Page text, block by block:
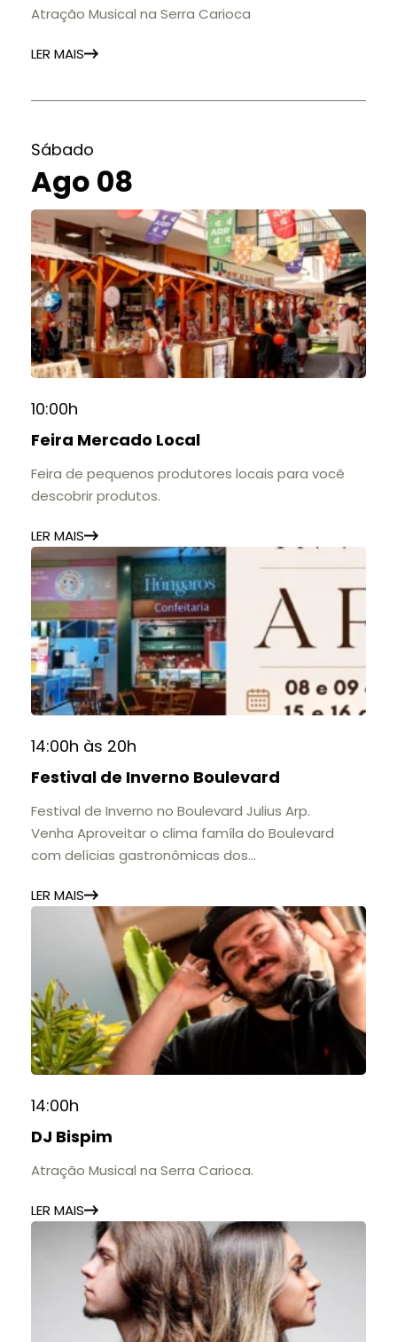
Atração Musical na Serra Carioca
LER MAIS
Sábado
Ago 08
10:00h
Feira Mercado Local
Feira de pequenos produtores locais para você
descobrir produtos.
LER MAIS
14:00h às 20h
Festival de Inverno Boulevard
Festival de Inverno no Boulevard Julius Arp.
Venha Aproveitar o clima famíla do Boulevard
com delícias gastronômicas dos
LER MAIS
14:00h
DJ Bispim
Atração Musical na Serra Carioca.
LER MAIS